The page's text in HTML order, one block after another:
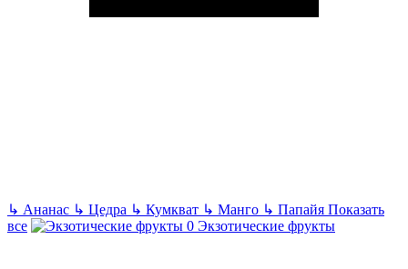
↳ Ананас ↳ Цедра ↳ Кумкват ↳ Манго ↳ Папайя Показать
все
Экзотические фрукты